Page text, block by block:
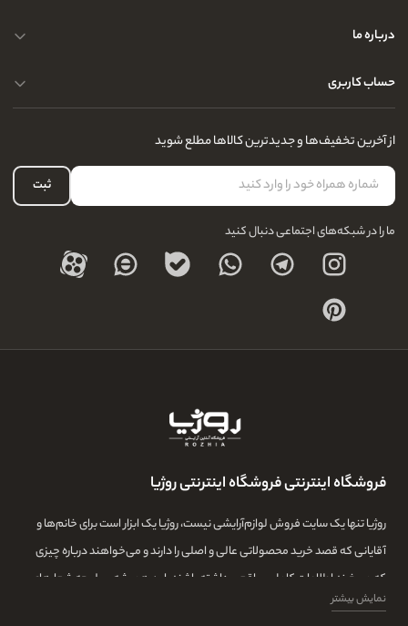
حریم خصوصی کاربران
تماس با ما
درباره ما
سوالات متداول
آدرس فروشگاه
نحوه ارسال کالا
نحوه بازگشت کالا
درباره ما
حساب کاربری
لیست علاقه‌مندی
حساب کاربری
از آخرین تخفیف‌ها و جدیدترین کالاها مطلع شوید
ثبت
ما را در شبکه‌های اجتماعی دنبال کنید
فروشگاه اینترنتی فروشگاه اینترنتی روژیا
روژیا تنها یک سایت فروش لوازم‌آرایشی نیست، روژیا یک ابزار است برای خانم‌ها و
آقایانی که قصد خرید محصولاتی عالی و اصلی را دارند و می‌خواهند درباره چیزی
که می‌خرند اطلاعات کامل و واقعی داشته باشند. این همیشه سرلوحه شعارهای
روژیا بوده و ما در این مجموعه تمامی تلاشمان این است که مشتری‌هایمان بتوانند
نمایش بیشتر